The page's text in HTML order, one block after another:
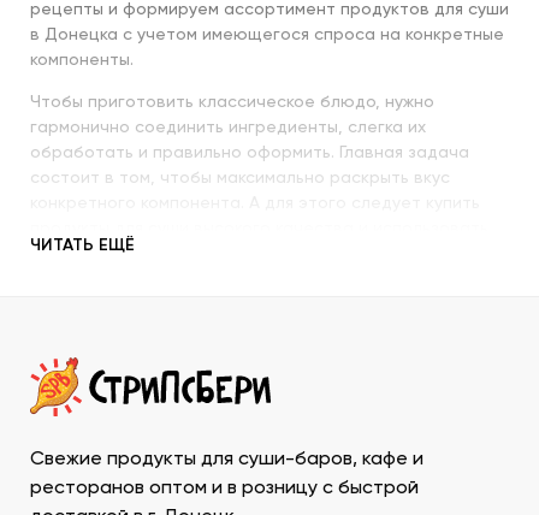
рецепты и формируем ассортимент продуктов для суши
в Донецка с учетом имеющегося спроса на конкретные
компоненты.
Чтобы приготовить классическое блюдо, нужно
гармонично соединить ингредиенты, слегка их
обработать и правильно оформить. Главная задача
состоит в том, чтобы максимально раскрыть вкус
их со знанием всех секретов.
происхождение и свежесть каждого продукта, условия
транспортировки и хранения, дальнейшего
ДНР у нас – значит, получить качественную продукцию
в течение минимально возможного времени и
ассортименте, который необходим для приготовления и
ЧИТАТЬ ЕЩЁ
Свежие продукты для суши-баров, кафе и
ресторанов оптом и в розницу с быстрой